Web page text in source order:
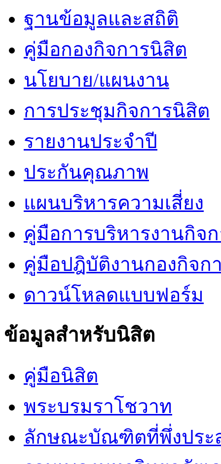
ฐานข้อมูลและสถิติ
คู่มือกองกิจการนิสิต
นโยบาย/แผนงาน
การประชุมกิจการนิสิต
รายงานประจำปี
ประกันคุณภาพ
แผนบริหารความเสี่ยง
คู่มือการบริหารงานกิจ
คู่มือปฎิบัติงานกองกิจก
ดาวน์โหลดแบบฟอร์ม
ข้อมูลสำหรับนิสิต
คู่มือนิสิต
พระบรมราโชวาท
ลักษณะบัณฑิตที่พึ่งประ